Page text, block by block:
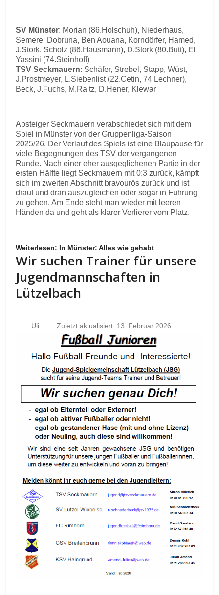
SV Münster: Morian (86.Holschuh), Niederhaus,
Semere, Dobruna, Ben Aouana, Korndörfer, Hamed,
J.Stork, Scholz (86.Hausmann), D.Stork (80.Butt), El
Yassini (74.Steinhoff)
TSV Seckmauern: Schäfer, Strebel, Stapp, Wüst,
J.Prostmeyer, L.Siebenlist (22.Cetin, 74.Lechner),
Beck, J.Fuchs, M.Raitz, D.Hener, Klewar
Absteiger Seckmauern verabschiedet sich mit dem
Spiel in Münster von der Gruppenliga-Saison
2025/26. Der Verlauf des Spiels ist eine Blaupause für
viele Begegnungen des TSV der vergangenen
Runde. Nach einer eher ausgeglichenen Partie in der
ersten Hälfte liegt Seckmauern mit 0:3 zurück, kämpft
sich im zweiten Abschnitt bravourös zurück und ist
drauf und dran auszugleichen oder sogar in Führung
zu gehen. Am Ende steht man wieder mit leeren
Händen da und geht als klarer Verlierer vom Platz.
Weiterlesen: In Münster: Alles wie gehabt
Wir suchen Trainer für unsere
Jugendmannschaften in
Lützelbach
Uli Zuletzt aktualisiert: 13. Februar 2026